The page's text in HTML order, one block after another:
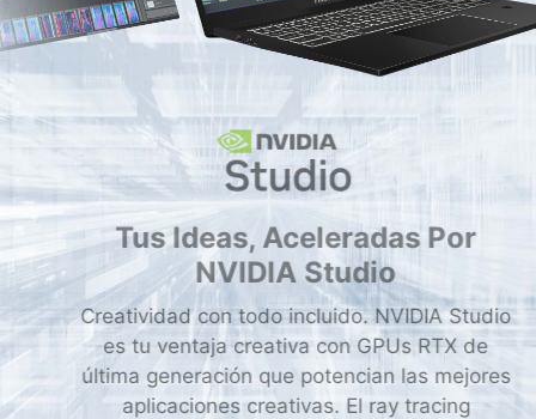
Tus Ideas, Aceleradas Por
NVIDIA Studio
Creatividad con todo incluido. NVIDIA Studio
es tu ventaja creativa con GPUs RTX de
última generación que potencian las mejores
aplicaciones creativas. El ray tracing